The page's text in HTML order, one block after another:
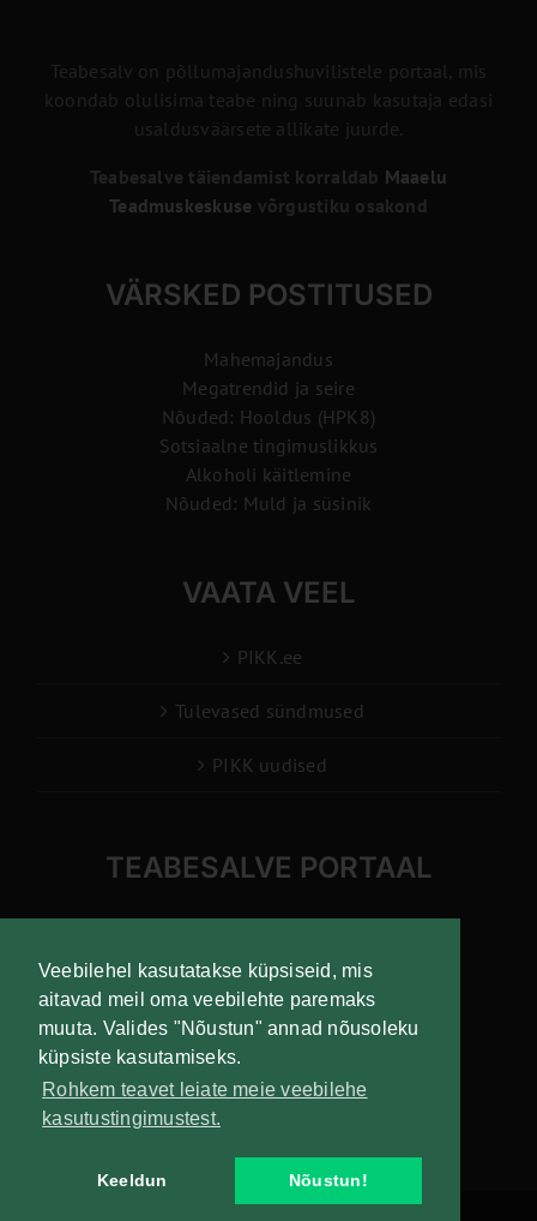
Veebilehel kasutatakse küpsiseid, mis
aitavad meil oma veebilehte paremaks
muuta. Valides "Nõustun" annad nõusoleku
küpsiste kasutamiseks.
Rohkem teavet leiate meie veebilehe
kasutustingimustest.
Keeldun Nõustun!
Teabesalv on põllumajandushuvilistele portaal, mis
koondab olulisima teabe ning suunab kasutaja edasi
usaldusväärsete allikate juurde.
Teabesalve täiendamist korraldab Maaelu
Teadmuskeskuse võrgustiku osakond
VÄRSKED POSTITUSED
Mahemajandus
Megatrendid ja seire
Nõuded: Hooldus (HPK8)
Sotsiaalne tingimuslikkus
Alkoholi käitlemine
Nõuded: Muld ja süsinik
VAATA VEEL
PIKK.ee
Tulevased sündmused
PIKK uudised
TEABESALVE PORTAAL
Liitu uudiskirjaga!